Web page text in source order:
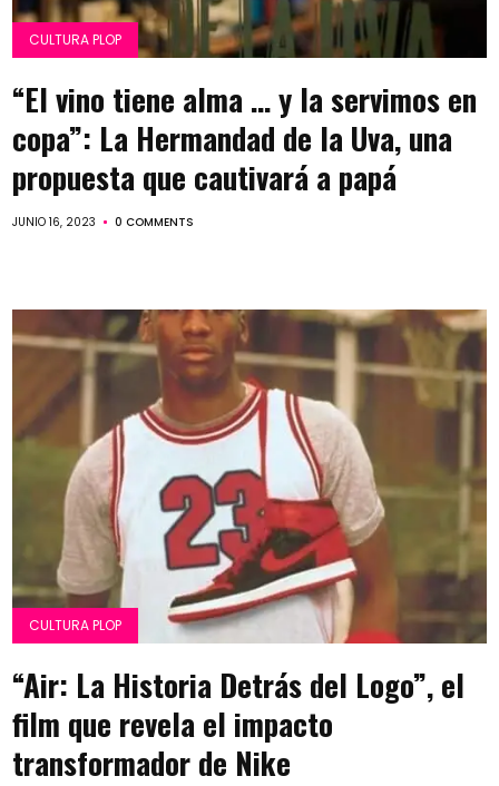
CULTURA PLOP
“El vino tiene alma … y la servimos en
copa”: La Hermandad de la Uva, una
propuesta que cautivará a papá
JUNIO 16, 2023 0 COMMENTS
CULTURA PLOP
“Air: La Historia Detrás del Logo”, el
film que revela el impacto
transformador de Nike